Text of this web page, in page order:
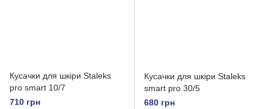
Кусачки для шкіри Staleks
pro smart 10/7
710 грн
Кусачки для шкіри Staleks
smart pro 30/5
680 грн